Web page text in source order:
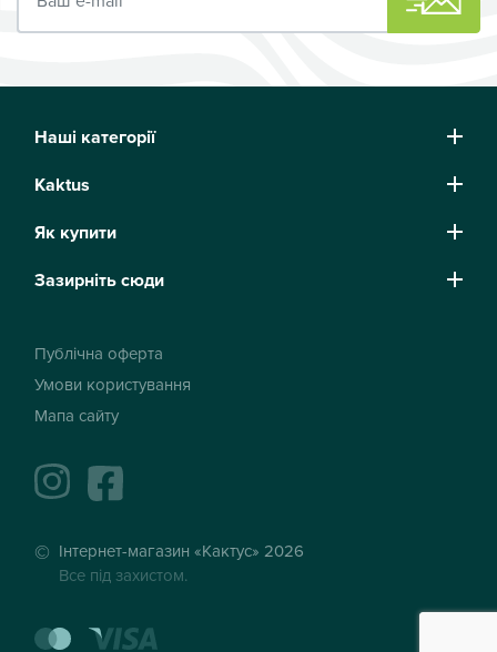
Наші категорії
Kaktus
Як купити
Зазирніть сюди
Публічна оферта
Умови користування
Мапа сайту
instagramfacebook
Інтернет-магазин «Кактус» 2026
Все під захистом.
mastercard